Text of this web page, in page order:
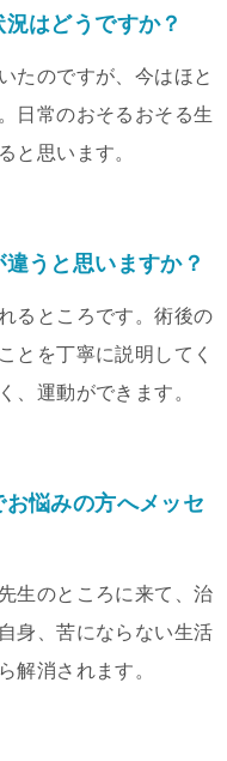
はどうですか？
たのですが、今はほと
日常のおそるおそる生
と思います。
うと思いますか？
るところです。術後の
とを丁寧に説明してく
、運動ができます。
悩みの方へメッセ
生のところに来て、治
身、苦にならない生活
解消されます。